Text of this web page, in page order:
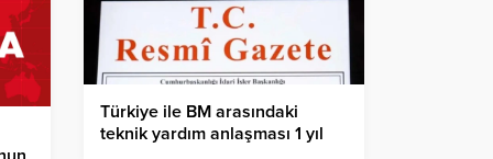
Türkiye ile BM arasındaki
teknik yardım anlaşması 1 yıl